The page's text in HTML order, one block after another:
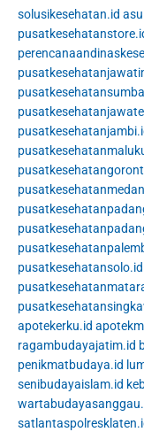
solusikesehatan.id
pusatkesehatansolo.id
apotekerku.id
ragambudayajatim.id
penikmatbudaya.id
senibudayaislam.id